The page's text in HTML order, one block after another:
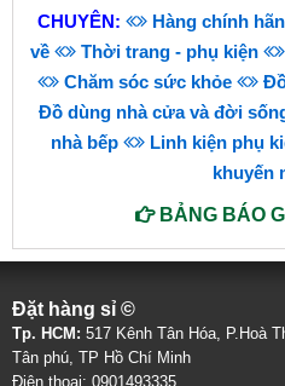
CHUYÊN: Hàng chính
về
Thời trang - phụ kiện
Chăm sóc sức khỏe
Đồ dùng nhà cửa và đời
nhà bếp
Linh kiện phụ
khuyến
BẢNG BÁO
Đặt hàng sỉ ©
Tp. HCM: 517 Kênh Tân Hóa, P.Hoà
Tân phú, TP Hồ Chí Minh
Điện thoại: 0901493335